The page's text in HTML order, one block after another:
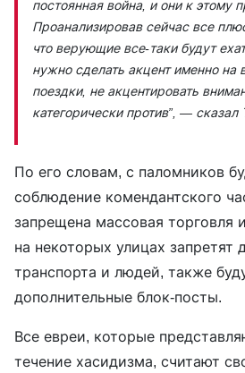
постоянная война, и они к этому
Проанализировав сейчас все
что верующие все-таки будут
нужно сделать акцент именно на
поездки, не акцентировать
категорически против”, — сказал
По его словам, с паломников
соблюдение комендантского
запрещена массовая торговля
на некоторых улицах запретят
транспорта и людей, также
дополнительные блок-посты.
Все евреи, которые
течение хасидизма, считают